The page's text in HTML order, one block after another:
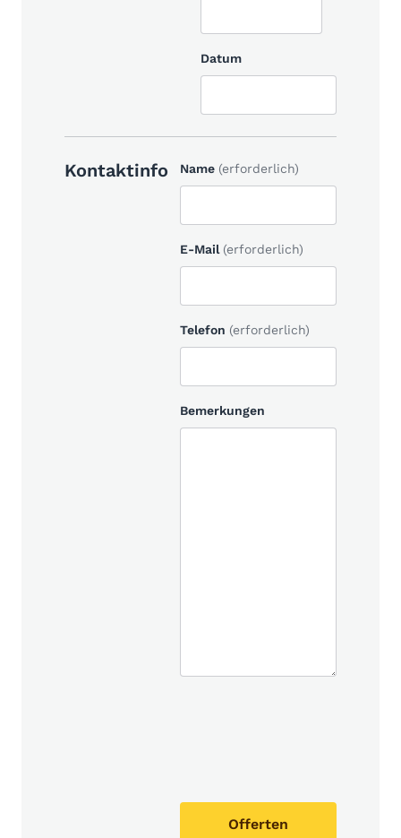
Datum
Kontaktinfo Name (erforderlich)
E-Mail (erforderlich)
Telefon (erforderlich)
Bemerkungen
Offerten